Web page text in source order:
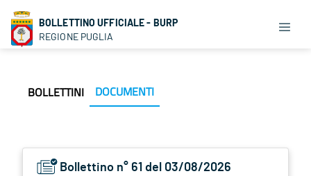
BOLLETTINO UFFICIALE - BURP
REGIONE PUGLIA
BOLLETTINI DOCUMENTI
Bollettino n° 61 del 03/08/2026